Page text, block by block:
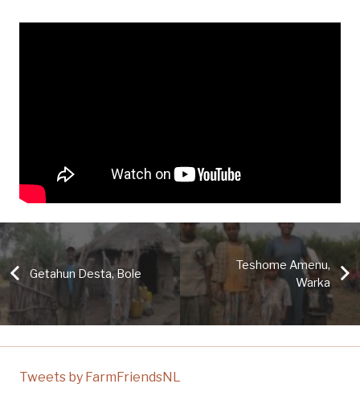
Getahun Desta, Bole
Teshome Amenu,
Warka
Tweets by FarmFriendsNL